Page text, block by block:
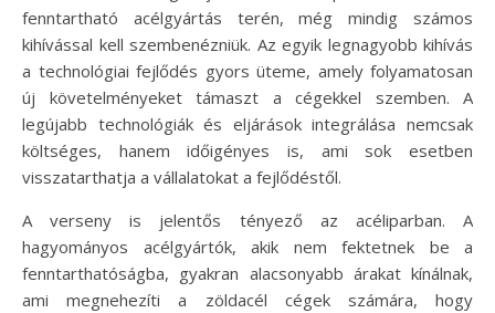
fenntartható acélgyártás terén, még mindig számos
kihívással kell szembenézniük. Az egyik legnagyobb kihívás
a technológiai fejlődés gyors üteme, amely folyamatosan
új követelményeket támaszt a cégekkel szemben. A
legújabb technológiák és eljárások integrálása nemcsak
költséges, hanem időigényes is, ami sok esetben
visszatarthatja a vállalatokat a fejlődéstől.
A verseny is jelentős tényező az acéliparban. A
hagyományos acélgyártók, akik nem fektetnek be a
fenntarthatóságba, gyakran alacsonyabb árakat kínálnak,
ami megnehezíti a zöldacél cégek számára, hogy